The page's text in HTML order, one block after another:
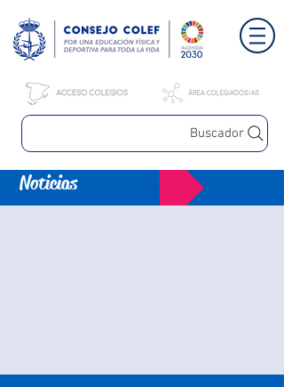
Buscador
Noticias